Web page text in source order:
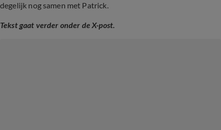
degelijk nog samen met Patrick.
Tekst gaat verder onder de X-post.